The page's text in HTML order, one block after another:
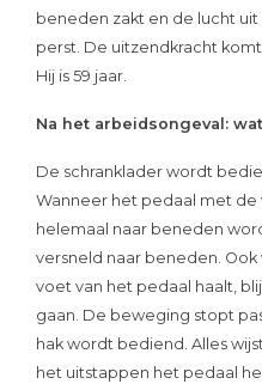
beneden zakt en de lucht
perst. De uitzendkracht
Hij is 59 jaar.
Na het arbeidsongeval:
De schranklader wordt
Wanneer het pedaal met
helemaal naar beneden
versneld naar beneden.
voet van het pedaal haalt,
gaan. De beweging stopt
hak wordt bediend. Alles
het uitstappen het pedaal